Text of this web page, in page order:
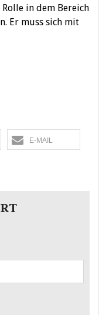
in dem Bereich
Er muss sich mit
E-MAIL